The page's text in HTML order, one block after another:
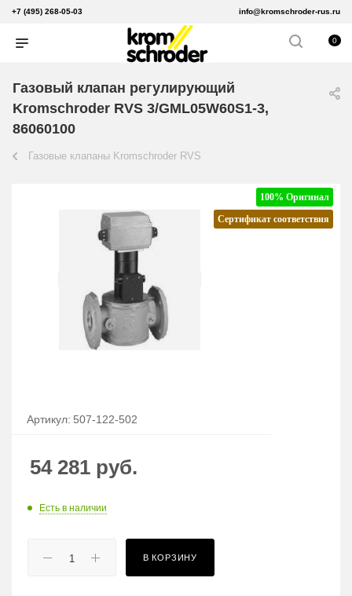
+7 (495) 268-05-03 info@kromschroder-rus.ru
0
Газовый клапан регулирующий
Kromschroder RVS 3/GML05W60S1-3,
86060100
Газовые клапаны Kromschroder RVS
100% Оригинал
Сертификат соответствия
Артикул: 507-122-502
54 281 руб.
Есть в наличии
В КОРЗИНУ